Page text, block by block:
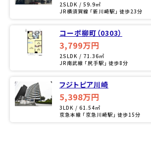
2SLDK / 59.9㎡
JR横須賀線 「新川崎駅」 徒歩23分
コーポ柳町（0303）
3,799万円
2SLDK / 71.36㎡
JR南武線 「尻手駅」 徒歩8分
フジトピア川崎
5,398万円
3LDK / 61.54㎡
京急本線 「京急川崎駅」 徒歩15分